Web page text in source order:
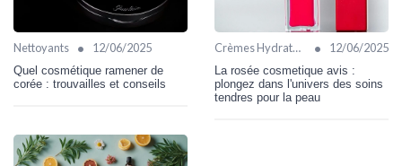
Nettoyants • 12/06/2025
Quel cosmétique ramener de
corée : trouvailles et conseils
Crèmes Hydratantes • 12/06/2025
La rosée cosmetique avis :
plongez dans l'univers des soins
tendres pour la peau